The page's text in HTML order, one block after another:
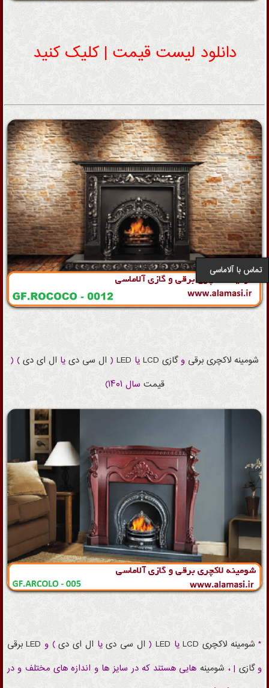
دانلود لیست قیمت | کلیک کنید
شومینه لاکچری برقی وگازی LCDیا LED
( ال سی دییا ال ای دی) (
قیمت سال ۱۴۰۱)
* شومینه لاکچری LCDیا LED
( ال سی دییا ال ای دی) و LED برقی
وگازی | ، شومینه هایی هستند که در سایز ها و اندازه های مختلف و در
تماس با آلاماسی